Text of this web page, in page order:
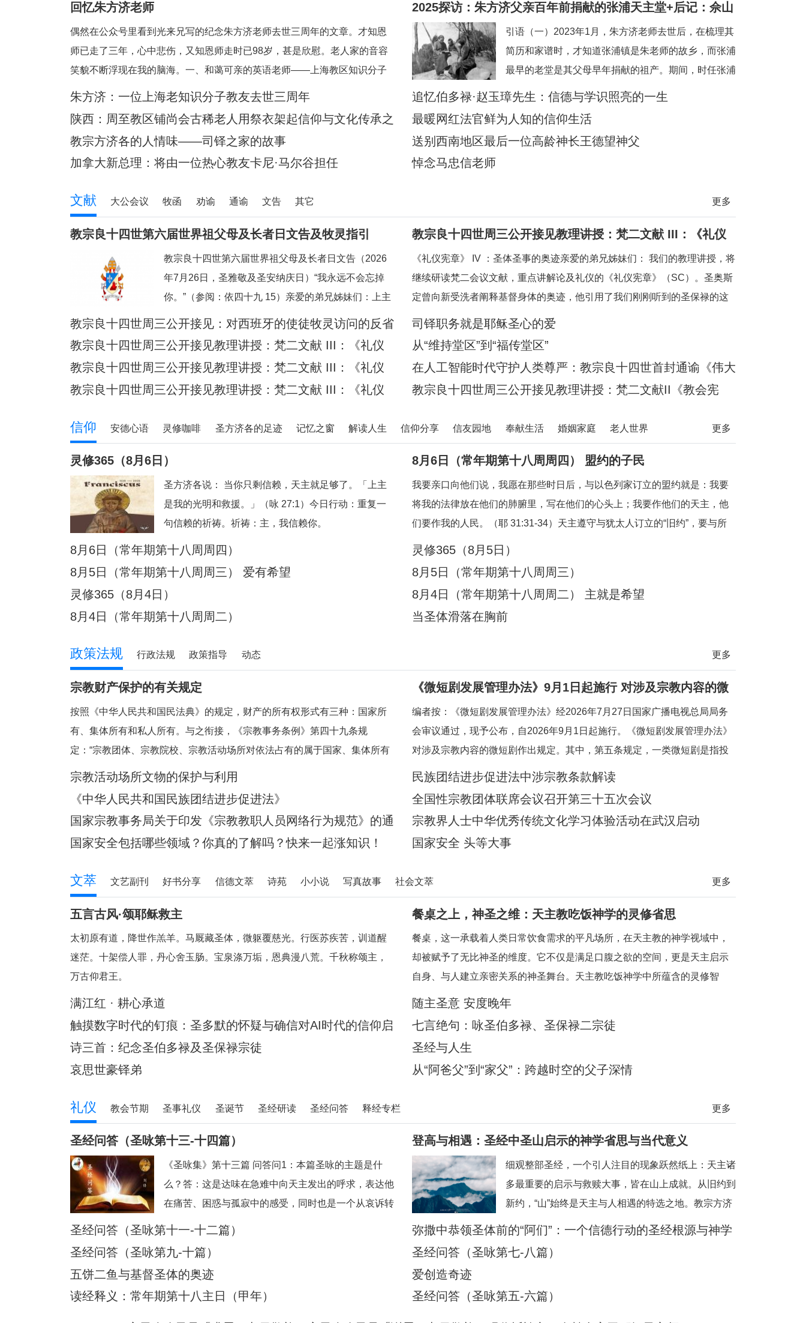
回忆朱方济老师
偶然在公众号里看到光来兄写的纪念朱方济老师去世三周年的文章。才知恩
师已走了三年，心中悲伤，又知恩师走时已98岁，甚是欣慰。老人家的音容
笑貌不断浮现在我的脑海。一、和蔼可亲的英语老师——上海教区知识分子
的典范。老师向来以严肃可怕著称，但朱老留给我的印象是和蔼可亲，永远
2025探访：朱方济父亲百年前捐献的张浦天主堂+后记：佘山
校友怀念恩师
引语（一）2023年1月，朱方济老师去世后，在梳理其
简历和家谱时，才知道张浦镇是朱老师的故乡，而张浦
最早的老堂是其父母早年捐献的祖产。期间，时任张浦
本堂陆学清神父也提供了一些史料。当时一点也没想到
应苏州教区徐宏根主教的邀请，前去苏州教区主教公署
陪伴当地神父们避
朱方济：一位上海老知识分子教友去世三周年
追忆伯多禄·赵玉璋先生：信德与学识照亮的一生
陕西：周至教区铺尚会古稀老人用祭衣架起信仰与文化传承之
桥
最暖网红法官鲜为人知的信仰生活
教宗方济各的人情味——司铎之家的故事
送别西南地区最后一位高龄神长王德望神父
加拿大新总理：将由一位热心教友卡尼·马尔谷担任
悼念马忠信老师
更多
文献 大公会议 牧函 劝谕 通谕 文告 其它
教宗良十四世第六届世界祖父母及长者日文告及牧灵指引
教宗良十四世第六届世界祖父母及长者日文告（2026
年7月26日，圣雅敬及圣安纳庆日）“我永远不会忘掉
你。”（参阅：依四十九 15）亲爱的弟兄姊妹们：上主
借着依撒意亚先知的口，许诺祂永远都不会忘掉我们任
掌心上（参阅：依四十九 16），祂对我们的爱，比母
亲对子女的爱更为
教宗良十四世周三公开接见教理讲授：梵二文献 III：《礼仪
《礼仪宪章》 IV ：圣体圣事的奥迹亲爱的弟兄姊妹们： 我们的教理讲授，将
继续研读梵二会议文献，重点讲解论及礼仪的《礼仪宪章》（SC）。圣奥斯
定曾向新受洗者阐释基督身体的奥迹，他引用了我们刚刚听到的圣保禄的这
句经文：“现在你们是基督的身体，各自都是肢体。”（格前12:27）他继而说
教宗良十四世周三公开接见：​对西班牙的使徒牧灵访问的反省
司铎职务就是耶稣圣心的爱
教宗良十四世周三公开接见教理讲授：梵二文献 III：《礼仪
宪章》
从“维持堂区”到“福传堂区”
教宗良十四世周三公开接见教理讲授：梵二文献 III：《礼仪
宪章》
在人工智能时代守护人类尊严：教宗良十四世首封通谕《伟大
的人类》预先品尝
教宗良十四世周三公开接见教理讲授：梵二文献 III：《礼仪
教宗良十四世周三公开接见教理讲授：梵二文献II《教会宪
更多
信仰 安德心语 灵修咖啡 圣方济各的足迹 记忆之窗 解读人生 信仰分享 信友园地 奉献生活 婚姻家庭 老人世界
青年之友 青葱岁月
灵修365（8月6日）
圣方济各说： 当你只剩信赖，天主就足够了。「上主
是我的光明和救援。」（咏 27:1）今日行动：重复一
句信赖的祈祷。祈祷：主，我信赖你。
8月6日（常年期第十八周周四） 盟约的子民
我要亲口向他们说，我愿在那些时日后，与以色列家订立的盟约就是：我要
将我的法律放在他们的肺腑里，写在他们的心头上；我要作他们的天主，他
们要作我的人民。（耶 31:31-34）天主遵守与犹太人订立的“旧约”，要与所
有人订立“新约”：我要做他们的天主；他们要做我的人民。创造万有的天主，
8月6日（常年期第十八周周四）
灵修365（8月5日）
8月5日（常年期第十八周周三） 爱有希望
8月5日（常年期第十八周周三）
灵修365（8月4日）
8月4日（常年期第十八周周二） 主就是希望
8月4日（常年期第十八周周二）
当圣体滑落在胸前
更多
政策法规 行政法规 政策指导 动态
宗教财产保护的有关规定
按照《中华人民共和国民法典》的规定，财产的所有权形式有三种：国家所
有、集体所有和私人所有。与之衔接，《宗教事务条例》第四十九条规
定：“宗教团体、宗教院校、宗教活动场所对依法占有的属于国家、集体所有
的财产，依照法律和国家有关规定管理和使用；对其他合法财产，依法享有
《微短剧发展管理办法》9月1日起施行 对涉及宗教内容的微
编者按：《微短剧发展管理办法》经2026年7月27日国家广播电视总局局务
会审议通过，现予公布，自2026年9月1日起施行。《微短剧发展管理办法》
对涉及宗教内容的微短剧作出规定。其中，第五条规定，一类微短剧是指投
资额度较大或者主要剧情涉及政治、军事、外交、国家安全、统战、民族、
宗教活动场所文物的保护与利用
民族团结进步促进法中涉宗教条款解读
《中华人民共和国民族团结进步促进法》
全国性宗教团体联席会议召开第三十五次会议
国家宗教事务局关于印发《宗教教职人员网络行为规范》的通
知
宗教界人士中华优秀传统文化学习体验活动在武汉启动
国家安全包括哪些领域？你真的了解吗？快来一起涨知识！
国家安全 头等大事
更多
文萃 文艺副刊 好书分享 信德文萃 诗苑 小小说 写真故事 社会文萃
五言古风·颂耶稣救主
太初原有道，降世作羔羊。马厩藏圣体，微躯覆慈光。行医苏疾苦，训道醒
迷茫。十架偿人罪，丹心舍玉肠。宝泉涤万垢，恩典漫八荒。千秋称颂主，
万古仰君王。
餐桌之上，神圣之维：天主教吃饭神学的灵修省思
餐桌，这一承载着人类日常饮食需求的平凡场所，在天主教的神学视域中，
却被赋予了无比神圣的维度。它不仅是满足口腹之欲的空间，更是天主启示
自身、与人建立亲密关系的神圣舞台。天主教吃饭神学中所蕴含的灵修智
慧，引领我们在每一次的用餐时刻，都能敏锐地察觉到天主的临在，领悟到
满江红 · 耕心承道
随主圣意 安度晚年
触摸数字时代的钉痕：圣多默的怀疑与确信对AI时代的信仰启
迪
七言绝句：咏圣伯多禄、圣保禄二宗徒
诗三首：纪念圣伯多禄及圣保禄宗徒
圣经与人生
哀思世豪铎弟
从“阿爸父”到“家父”：跨越时空的父子深情
更多
礼仪 教会节期 圣事礼仪 圣诞节 圣经研读 圣经问答 释经专栏
圣经问答（圣咏第十三-十四篇）
《圣咏集》第十三篇 问答问1：本篇圣咏的主题是什
么？答：这是达味在急难中向天主发出的呼求，表达他
在痛苦、困惑与孤寂中的感受，同时也是一个从哀诉转
向信赖与赞美的祈祷。问2：“上主，你把我全然遗忘，
极大的痛苦与孤单，诗人感到自己被天主遗弃了。他重
复“要到何时”
登高与相遇：圣经中圣山启示的神学省思与当代意义
细观整部圣经，一个引人注目的现象跃然纸上：天主诸
多最重要的启示与救赎大事，皆在山上成就。从旧约到
新约，“山”始终是天主与人相遇的特选之地。教宗方济
各曾指出，在圣经中，“山是天主向我们启示他自己、
含着深刻的神学意涵——山，既是物理高度，更是属灵
圣经问答（圣咏第十一-十二篇）
弥撒中恭领圣体前的“阿们”：一个信德行动的圣经根源与神学
意蕴
圣经问答（圣咏第九-十篇）
圣经问答（圣咏第七-八篇）
五饼二鱼与基督圣体的奥迹
爱创造奇迹
读经释义：常年期第十八主日（甲年）
圣经问答（圣咏第五-六篇）